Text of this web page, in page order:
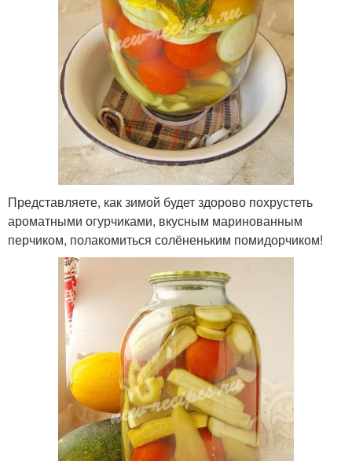
Представляете, как зимой будет здорово похрустеть
ароматными огурчиками, вкусным маринованным
перчиком, полакомиться солёненьким помидорчиком!